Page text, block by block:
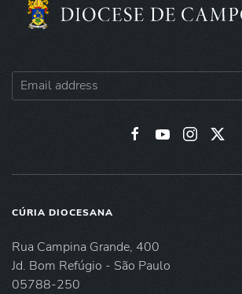
CÚRIA DIOCESANA
Rua Campina Grande, 400
Jd. Bom Refúgio - São Paulo
05788-250